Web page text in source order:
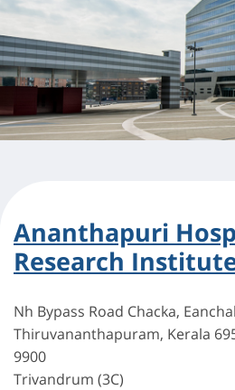
Ananthapuri
Research
Nh Bypass Road Chacka,
Thiruvananthapuram, Kerala
9900
Trivandrum (3C)